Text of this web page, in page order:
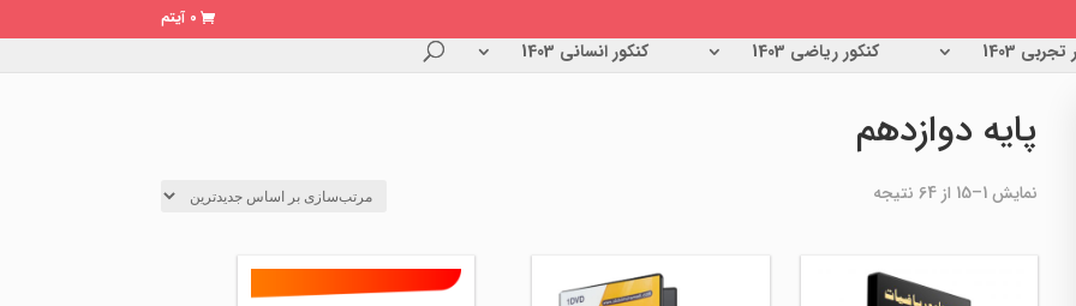
0 آیتم
1403 کنکور ریاضی 1403 کنکور انسانی 1403
پایه دوازدهم
نمایش 1–15 از 64 نتیجه
مرتب‌سازی
جدیدترین